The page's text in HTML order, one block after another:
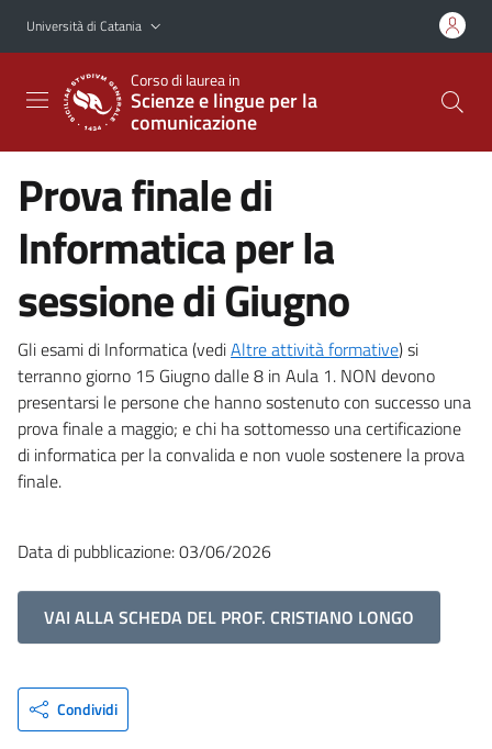
Vai al contenuto principale
Vai al menu di navigazione
Università di Catania
Corso di laurea in
Scienze e lingue per la
comunicazione
Prova finale di
Informatica per la
sessione di Giugno
Gli esami di Informatica (vediAltre attività formative) si
terranno giorno 15 Giugno dalle 8 in Aula 1. NON devono
presentarsi le persone che hanno sostenuto con successo una
prova finale a maggio; e chi ha sottomesso una certificazione
di informatica per la convalida e non vuole sostenere la prova
finale.
Data di pubblicazione: 03/06/2026
VAI ALLA SCHEDA DEL PROF. CRISTIANO LONGO
Condividi